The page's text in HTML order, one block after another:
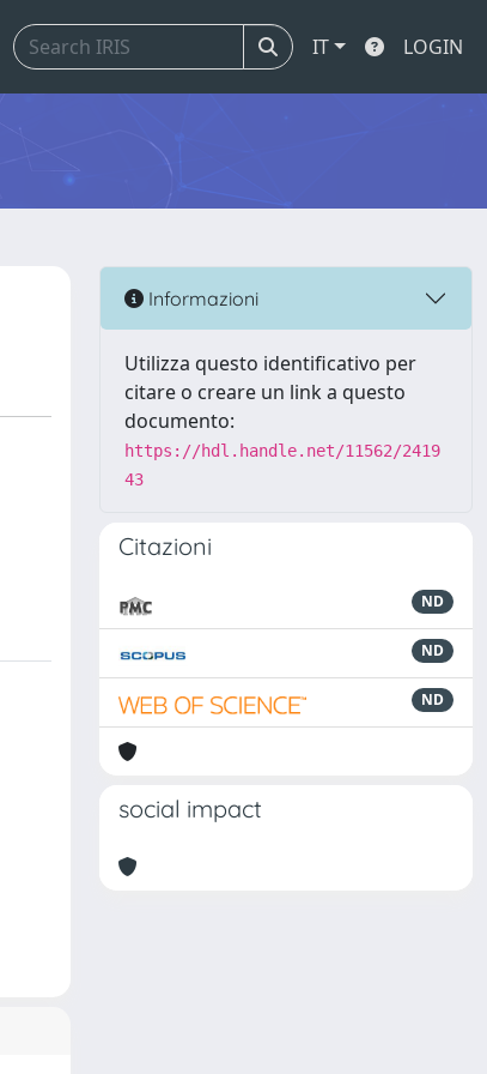
IT LOGIN
Informazioni
Utilizza questo identificativo per
citare o creare un link a questo
documento:
https://hdl.handle.net/11562/2419
43
Citazioni
ND
ND
ND
social impact